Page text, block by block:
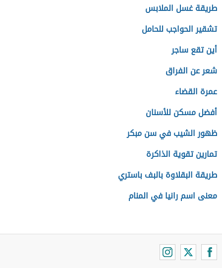
طريقة غسل الملابس
تشقير الحواجب للحامل
أين تقع ساجر
شعر عن الفراق
عمرة القضاء
أفضل مسكن للأسنان
ظهور الشيب في سن مبكر
تمارين تقوية الذاكرة
طريقة البقلاوة بالبف باستري
معنى اسم رانيا في المنام